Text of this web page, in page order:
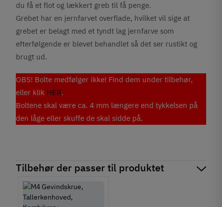
du få et flot og lækkert greb til få penge.
Grebet har en jernfarvet overflade, hvilket vil sige at
grebet er belagt med et tyndt lag jernfarve som
efterfølgende er blevet behandlet så det ser rustikt og
brugt ud.
OBS! Bolte medfølger ikke! Find dem under tilbehør,
eller klik HER.
Boltene skal være ca. 4 mm længere end tykkelsen på
den låge eller skuffe de skal sidde på.
Tilbehør der passer til produktet